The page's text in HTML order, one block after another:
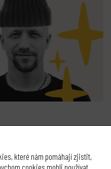
které nám pomáhají zjistit,
cookies mohli používat,